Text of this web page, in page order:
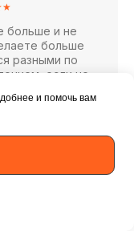
и помочь вам
больше и не
больше
разными по
если не